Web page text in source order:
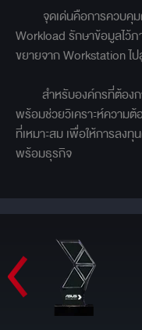
จุดเด่นคือการควบคุมต้
Workload รักษาข้อมูลไว้
ขยายจาก Workstation ไ
สำหรับองค์กรที่ต้องกา
พร้อมช่วยวิเคราะห์ความต้
ที่เหมาะสม เพื่อให้การลงทุ
พร้อมธุรกิจ